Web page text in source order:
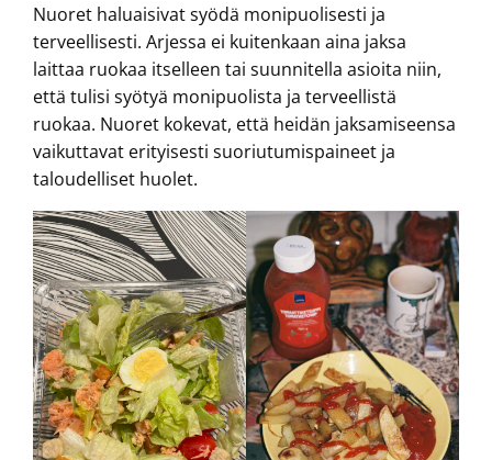
Nuoret haluaisivat syödä monipuolisesti ja
terveellisesti. Arjessa ei kuitenkaan aina jaksa
laittaa ruokaa itselleen tai suunnitella asioita niin,
että tulisi syötyä monipuolista ja terveellistä
ruokaa. Nuoret kokevat, että heidän jaksamiseensa
vaikuttavat erityisesti suoriutumispaineet ja
taloudelliset huolet.